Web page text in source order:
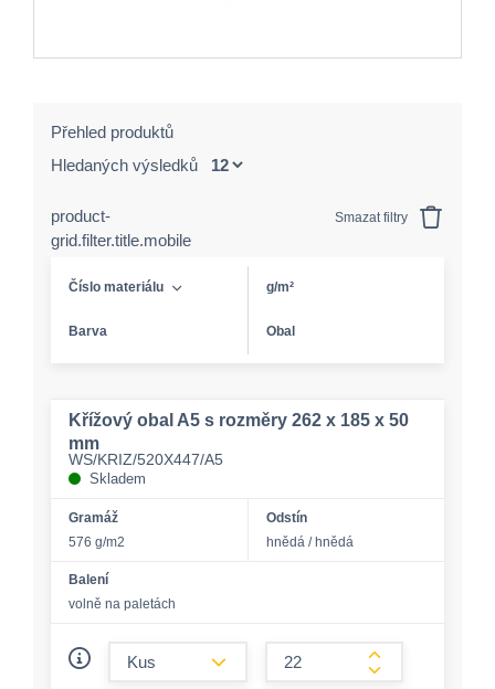
Přehled produktů
Hledaných výsledků
product-
grid.filter.title.mobile
Smazat filtry
Číslo materiálu g/m²
Barva Obal
Křížový obal A5 s rozměry 262 x 185 x 50
mm
WS/KRIZ/520X447/A5
Skladem
Gramáž
576 g/m2
Odstín
hnědá / hnědá
Balení
volně na paletách
form.increase-